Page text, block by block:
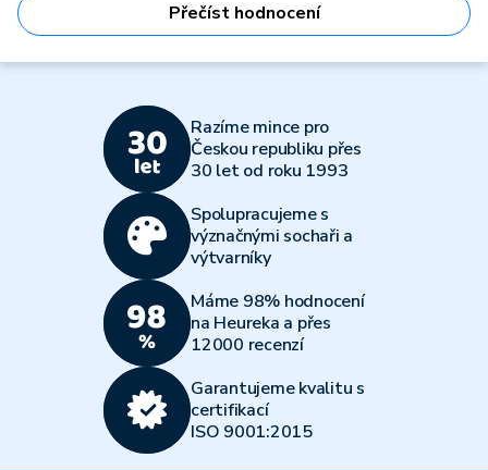
Přečíst hodnocení
Razíme mince pro
Českou republiku přes
30 let od roku 1993
Spolupracujeme s
význačnými sochaři a
výtvarníky
Máme 98% hodnocení
na Heureka a přes
12000 recenzí
Garantujeme kvalitu s
certifikací
ISO 9001:2015